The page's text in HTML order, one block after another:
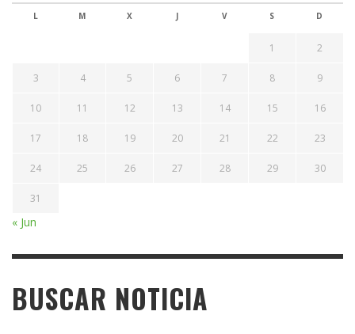
L M X J V S D
1 2
3 4 5 6 7 8 9
10 11 12 13 14 15 16
17 18 19 20 21 22 23
24 25 26 27 28 29 30
31
« Jun
BUSCAR NOTICIA